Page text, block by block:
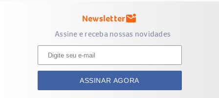
Newslettermark_email_unread
Assine e receba nossas novidades
ASSINAR AGORA